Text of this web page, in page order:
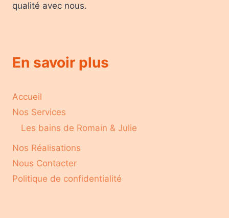
qualité avec nous.
En savoir plus
Accueil
Nos Services
Les bains de Romain & Julie
Nos Réalisations
Nous Contacter
Politique de confidentialité